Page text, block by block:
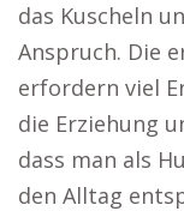
das Kuscheln
Anspruch. Die
erfordern viel
die Erziehung
dass man als
den Alltag